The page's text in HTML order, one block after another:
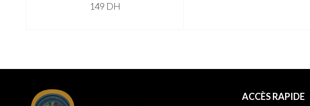
149 DH
ACCÈS RAPIDE